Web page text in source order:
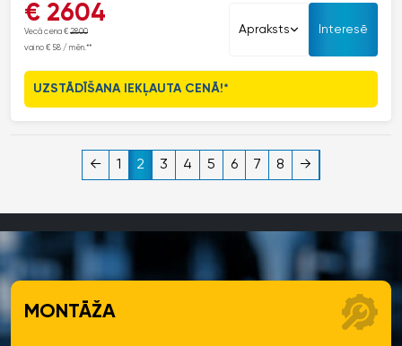
pateicoties skārienjūtīgajam ekrānam un viedajām funkcijām. Šis
modelis ir ideāls risinājums tiem, kas novērtē veiktspēju, ilgmūžību
un cenas un kvalitātes attiecību bez kompromisiem. Tā MatriX-Plus
deglis nodrošina tīru sadegšanu un precīzu modulāciju, kas garantē
augstus enerģijas ietaupījumus. Turklāt apkures katls ir gatavs
Jaunākajos Viessmann modeļos saglabājas izturīgie nerūsējošā
tērauda siltummaiņi, kas ir zīmola kvalitātes standarts un
€ 2604
Vecā cena € 2800
vai no € 58 / mēn.**
Apraksts Interesē
UZSTĀDĪŠANA IEKĻAUTA CENĀ!*
← 1 2 3 4 5 6 7 8 →
MONTĀŽA